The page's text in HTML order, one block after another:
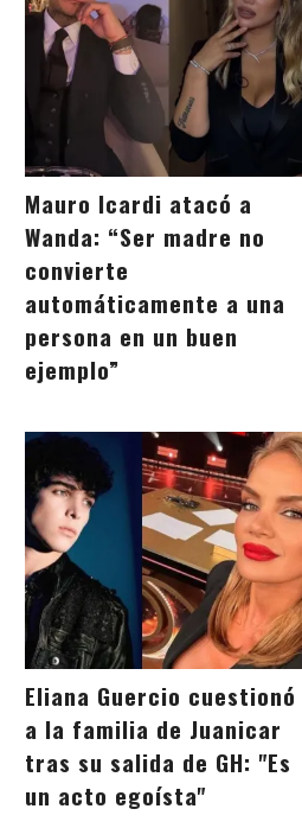
Mauro Icardi atacó a
Wanda: “Ser madre no
convierte
automáticamente a una
persona en un buen
ejemplo”
Eliana Guercio cuestionó
a la familia de Juanicar
tras su salida de GH: "Es
un acto egoísta"